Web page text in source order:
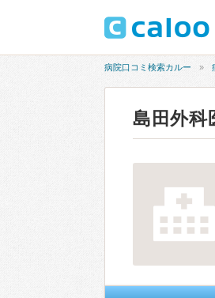
病院口コミ検索カルー
島田外科